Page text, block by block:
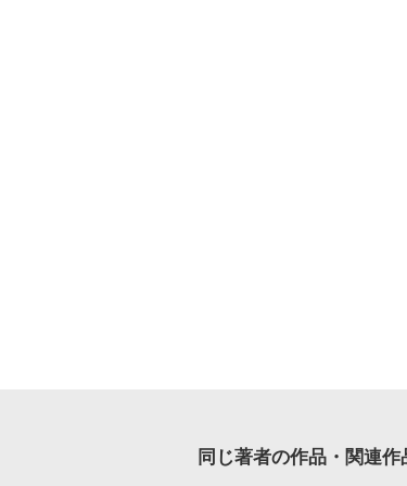
同じ著者の作品・関連作